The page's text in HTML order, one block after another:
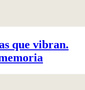
que vibran.